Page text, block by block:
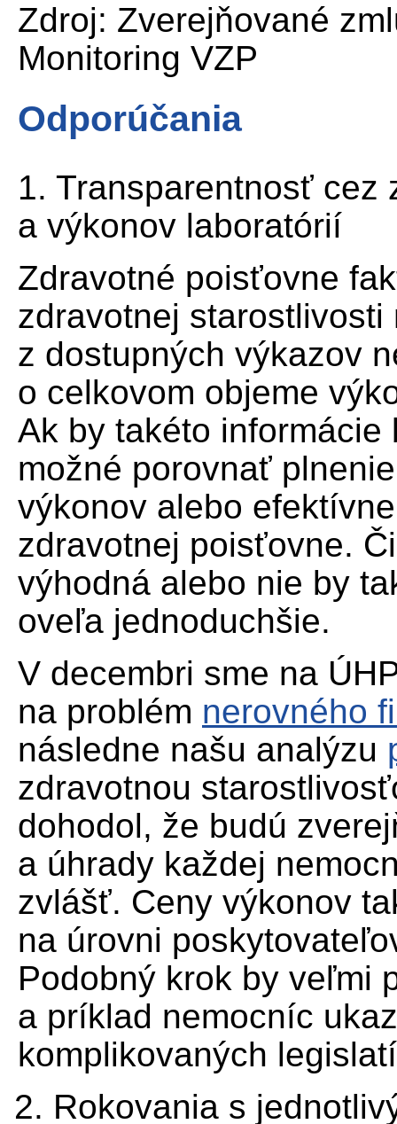
Zdroj: Zverejňované
Monitoring VZP
Odporúčania
1. Transparentnosť cez
a výkonov laboratórií
Zdravotné poisťovne
zdravotnej
z dostupných výkazov
o celkovom objeme
Ak by takéto
možné porovnať
výkonov alebo
zdravotnej poisťovne.
výhodná alebo nie by
oveľa jednoduchšie.
V decembri sme na
na problém nerovného
následne našu analýzu
zdravotnou
dohodol, že budú
a úhrady každej
zvlášť. Ceny výkonov
na úrovni
Podobný krok by veľmi
a príklad nemocníc
komplikovaných
Rokovania s